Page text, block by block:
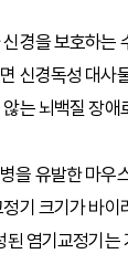
경을 보호하는
신경독성 대사
는 뇌백질 장
을 유발한 마우
기 크기가 바이
된 염기교정기